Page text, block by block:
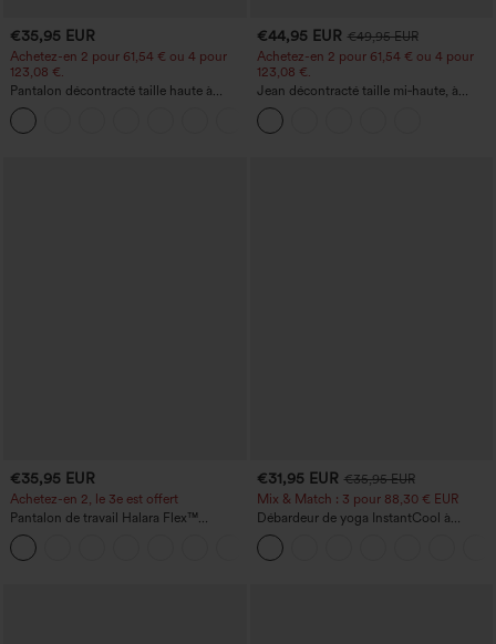
€35,95 EUR
Achetez-en 2 pour 61,54 € ou 4 pour
123,08 €.
Pantalon décontracté taille haute à
jambe droite, effet lin, avec poches
€44,95 EUR €49,95 EUR
Achetez-en 2 pour 61,54 € ou 4 pour
123,08 €.
Jean décontracté taille mi‑haute, à
cordon de serrage, avec poches
€35,95 EUR
Achetez-en 2, le 3e est offert
Pantalon de travail Halara Flex™
DayStretch à taille haute, avec poches et
coupe droite
€31,95 EUR €35,95 EUR
Mix & Match : 3 pour 88,30 € EUR
Débardeur de yoga InstantCool à
encolure en U et ourlet arrondi –
UPF50+